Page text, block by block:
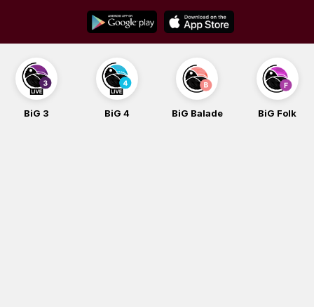
content
BiG 3 BiG 4 BiG Balade BiG Folk